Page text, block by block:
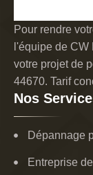
Pour rendre
l'équipe de
votre projet de
44670. Tarif
Nos
Dépannage
Entreprise